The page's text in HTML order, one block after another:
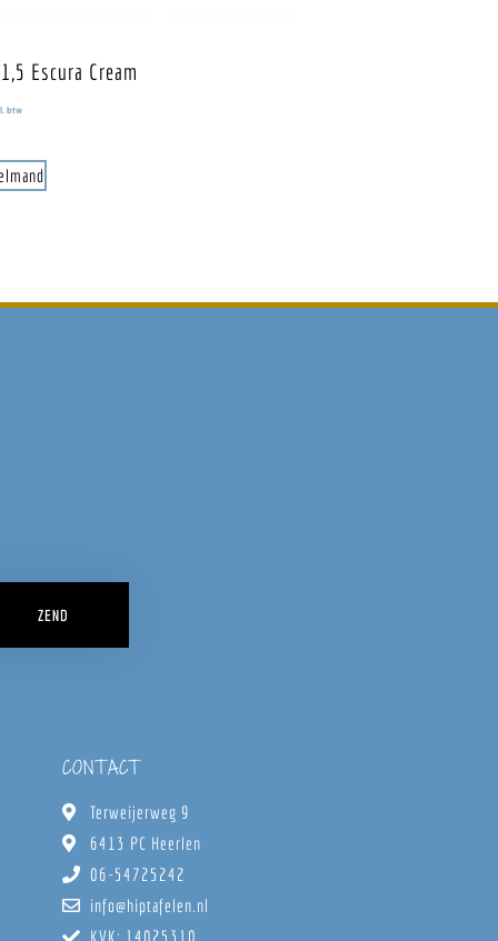
Escura Cream
btw
ZEND
CONTACT
Terweijerweg 9
6413 PC Heerlen
06-54725242
info@hiptafelen.nl